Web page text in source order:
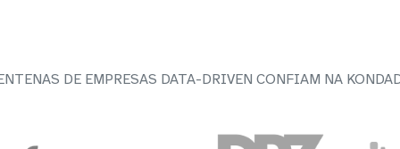
DE EMPRESAS DATA-DRIVEN CONFIAM NA